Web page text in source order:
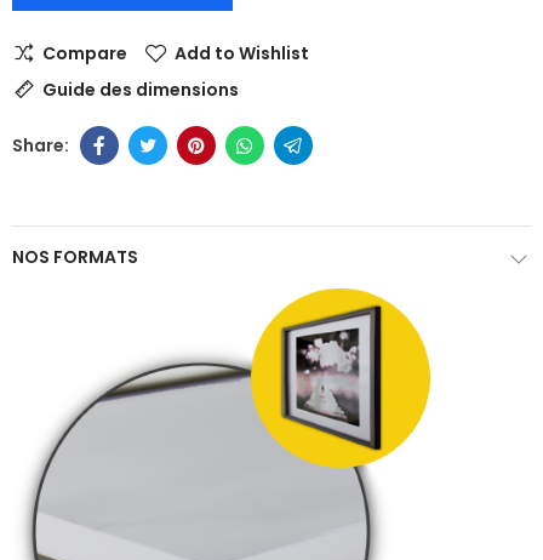
Compare
Add to Wishlist
Guide des dimensions
NOS FORMATS